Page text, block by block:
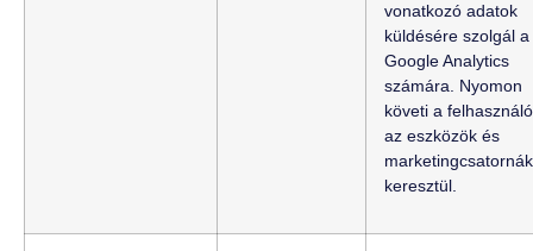
vonatkozó adatok
küldésére szolgál a
Google Analytics
számára. Nyomon
követi a
az eszközök és
keresztül.